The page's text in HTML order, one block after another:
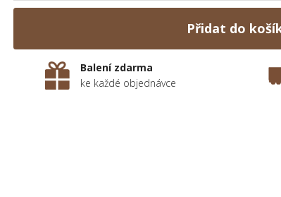
Přidat do
Balení zdarma
ke každé objednávce